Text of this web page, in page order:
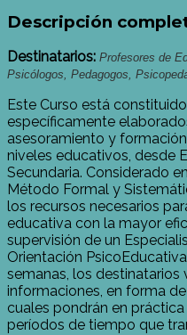
Descripción
Destinatarios: Profesores de
Psicólogos, Pedagogos,
Este Curso está
específicamente
asesoramiento y
niveles educativos, desde
Secundaria. Considerado
Método Formal y
los recursos necesarios
educativa con la mayor
supervisión de un
Orientación
semanas, los destinatarios
informaciones, en forma
cuales pondrán en
períodos de tiempo que